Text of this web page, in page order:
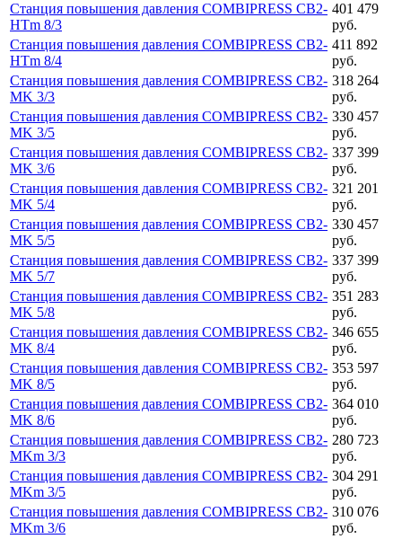
Станция повышения давления COMBIPRESS CB2-
HTm 8/3
401 479
руб.
Станция повышения давления COMBIPRESS CB2-
HTm 8/4
411 892
руб.
Станция повышения давления COMBIPRESS CB2-
MK 3/3
318 264
руб.
Станция повышения давления COMBIPRESS CB2-
MK 3/5
330 457
руб.
Станция повышения давления COMBIPRESS CB2-
MK 3/6
337 399
руб.
Станция повышения давления COMBIPRESS CB2-
MK 5/4
321 201
руб.
Станция повышения давления COMBIPRESS CB2-
MK 5/5
330 457
руб.
Станция повышения давления COMBIPRESS CB2-
MK 5/7
337 399
руб.
Станция повышения давления COMBIPRESS CB2-
MK 5/8
351 283
руб.
Станция повышения давления COMBIPRESS CB2-
MK 8/4
346 655
руб.
Станция повышения давления COMBIPRESS CB2-
MK 8/5
353 597
руб.
Станция повышения давления COMBIPRESS CB2-
MK 8/6
364 010
руб.
Станция повышения давления COMBIPRESS CB2-
MKm 3/3
280 723
руб.
Станция повышения давления COMBIPRESS CB2-
MKm 3/5
304 291
руб.
Станция повышения давления COMBIPRESS CB2-
MKm 3/6
310 076
руб.